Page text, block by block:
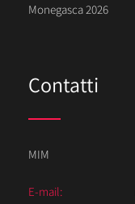
Monegasca 2026
Contatti
MIM
E-mail: